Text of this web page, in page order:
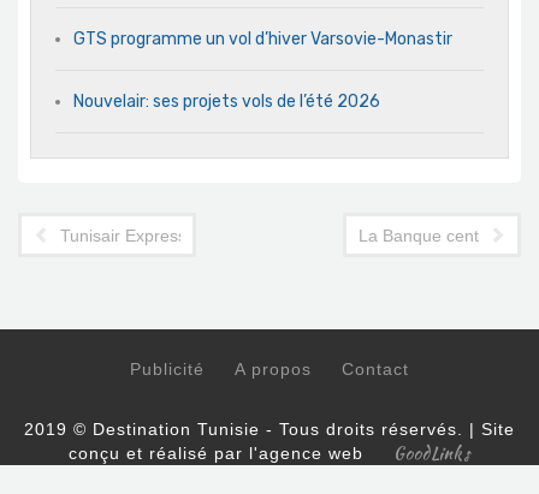
GTS programme un vol d’hiver Varsovie-Monastir
Nouvelair: ses projets vols de l’été 2026
Tunisair Express annonce la reprise de ses vols sur Tozeur
La Banque centrale
Publicité A propos Contact
2019 © Destination Tunisie - Tous droits réservés. | Site
conçu et réalisé par l'agence web
GoodLinks